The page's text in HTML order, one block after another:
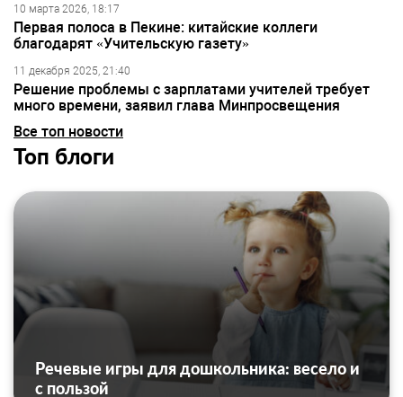
10 марта 2026, 18:17
Первая полоса в Пекине: китайские коллеги
благодарят «Учительскую газету»
11 декабря 2025, 21:40
Решение проблемы с зарплатами учителей требует
много времени, заявил глава Минпросвещения
Все топ новости
Топ блоги
Речевые игры для дошкольника: весело и
с пользой